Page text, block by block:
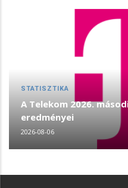
STATISZTIKA
A Telekom 2026.
eredményei
2026-08-06